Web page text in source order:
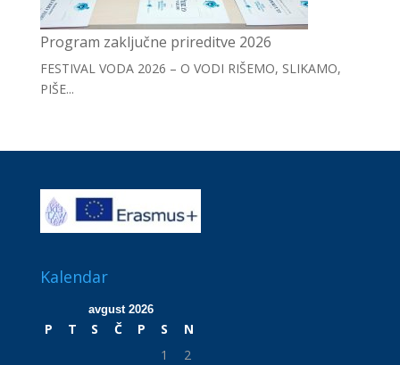
Program zaključne prireditve 2026
FESTIVAL VODA 2026 – O VODI RIŠEMO, SLIKAMO,
PIŠE...
Kalendar
avgust 2026
P T S Č P S
N
1
2